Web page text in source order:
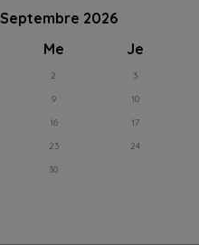
Septembre 2026
Me Je
2 3
9 10
16 17
23 24
30